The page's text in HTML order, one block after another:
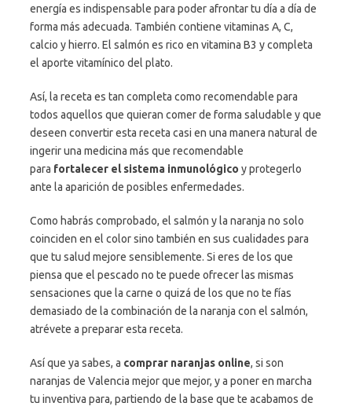
energía es indispensable para poder afrontar tu día a día de
forma más adecuada. También contiene vitaminas A, C,
calcio y hierro. El salmón es rico en vitamina B3 y completa
el aporte vitamínico del plato.
Así, la receta es tan completa como recomendable para
todos aquellos que quieran comer de forma saludable y que
deseen convertir esta receta casi en una manera natural de
ingerir una medicina más que recomendable
para fortalecer el sistema inmunológico y protegerlo
ante la aparición de posibles enfermedades.
Como habrás comprobado, el salmón y la naranja no solo
coinciden en el color sino también en sus cualidades para
que tu salud mejore sensiblemente. Si eres de los que
piensa que el pescado no te puede ofrecer las mismas
sensaciones que la carne o quizá de los que no te fías
demasiado de la combinación de la naranja con el salmón,
atrévete a preparar esta receta.
Así que ya sabes, a comprar naranjas online, si son
naranjas de Valencia mejor que mejor, y a poner en marcha
tu inventiva para, partiendo de la base que te acabamos de